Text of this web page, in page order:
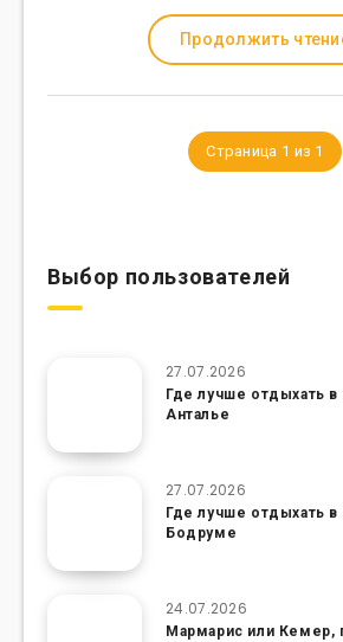
Продолжить
Страница 1 из 1
Выбор пользователей
27.07.2026
Где лучше отдыхать
Анталье
27.07.2026
Где лучше отдыхать
Бодруме
24.07.2026
Мармарис или Кемер,